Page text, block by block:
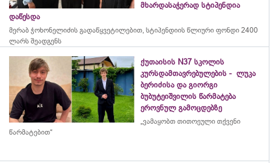
მხარდასაჭერად სტიპენდია
დაწესდა
მერაბ ჭოხონელიძის გადაწყვეტილებით, სტიპენდიის წლიური ფონდი 2400
ლარს შეადგენს
ქუთაისის N37 სკოლის
კურსდამთავრებულების - ლუკა
ბერიძისა და გიორგი
ბუბუტეიშვილის წარმატება
ეროვნულ გამოცდებზე
„ვამაყობთ თითოეული თქვენი
წარმატებით“